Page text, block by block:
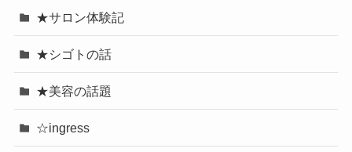
★サロン体験記
★シゴトの話
★美容の話題
☆ingress